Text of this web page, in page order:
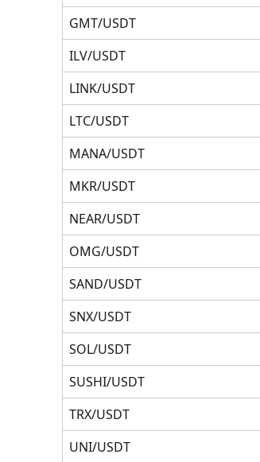
GMT/USDT
ILV/USDT
LINK/USDT
LTC/USDT
MANA/USDT
MKR/USDT
NEAR/USDT
OMG/USDT
SAND/USDT
SNX/USDT
SOL/USDT
SUSHI/USDT
TRX/USDT
UNI/USDT